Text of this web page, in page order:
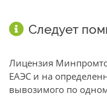
Следует
Лицензия
ЕАЭС и на
вывозимого по